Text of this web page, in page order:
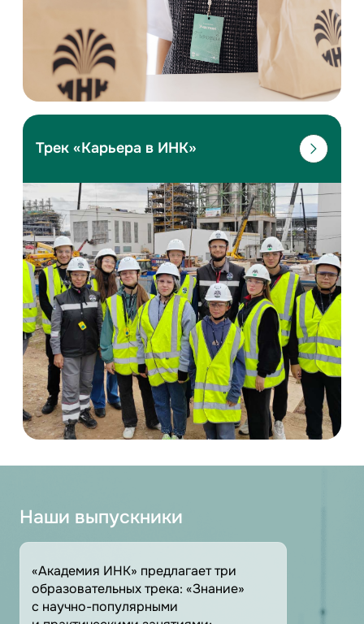
Трек «Карьера в ИНК»
Проектная работа
Знакомство с профессиями
Экскурсии в ИНК
Консультации
Подробнее
Наши выпускники
«Академия ИНК» предлагает три
образовательных трека: «Знание»
с научно-популярными